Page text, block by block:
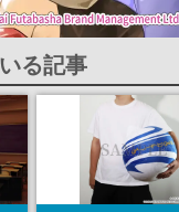
る記事